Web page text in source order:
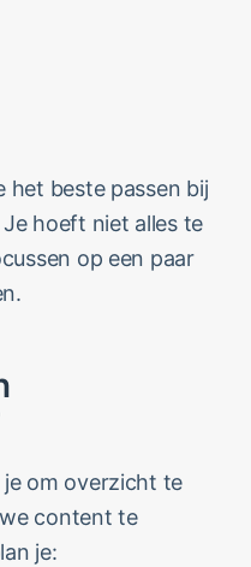
het beste passen bij
hoeft niet alles te
op een paar
om overzicht te
content te
je: